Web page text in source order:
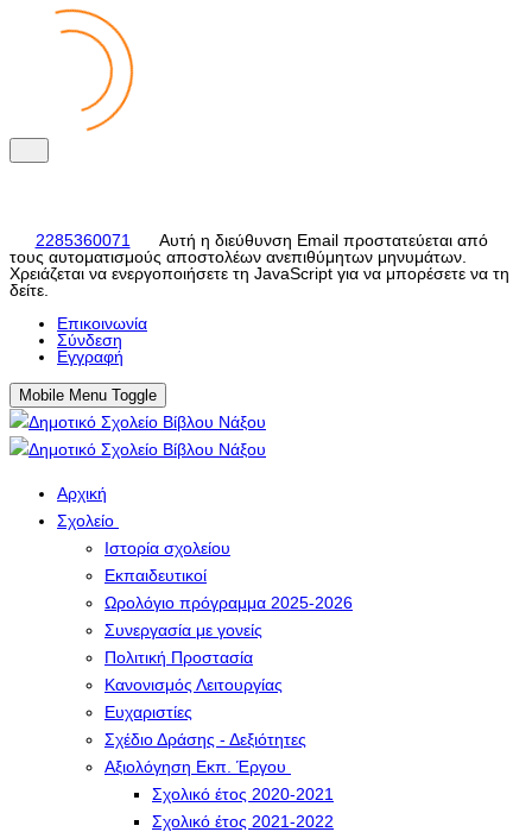
2285360071
Αυτή η διεύθυνση Email προστατεύεται από
τους αυτοματισμούς αποστολέων ανεπιθύμητων μηνυμάτων.
Χρειάζεται να ενεργοποιήσετε τη JavaScript για να μπορέσετε να τη
δείτε.
Eπικοινωνία
Σύνδεση
Εγγραφή
Mobile Menu Toggle
Αρχική
Σχολείο
Ιστορία σχολείου
Εκπαιδευτικοί
Ωρολόγιο πρόγραμμα 2025-2026
Συνεργασία με γονείς
Πολιτική Προστασία
Κανονισμός Λειτουργίας
Ευχαριστίες
Σχέδιο Δράσης - Δεξιότητες
Αξιολόγηση Εκπ. Έργου
Σχολικό έτος 2020-2021
Σχολικό έτος 2021-2022